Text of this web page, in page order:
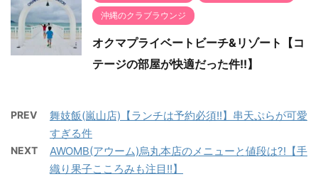
沖縄のクラブラウンジ
オクマプライベートビーチ&リゾート【コ
テージの部屋が快適だった件!!】
PREV
舞妓飯(嵐山店)【ランチは予約必須!!】串天ぷらが可愛
すぎる件
NEXT
AWOMB(アウーム)烏丸本店のメニューと値段は?!【手
織り果子こころみも注目!!】